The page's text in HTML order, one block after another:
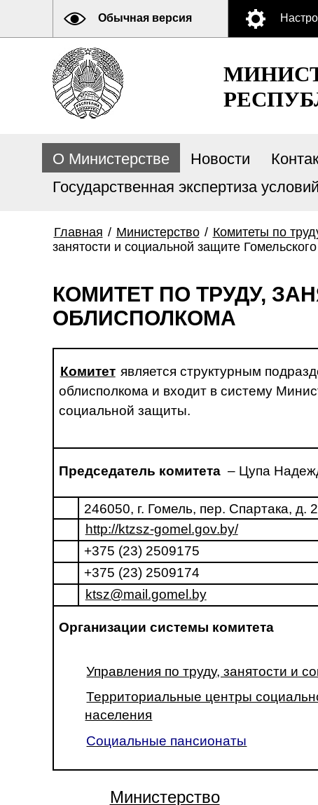
Обычная версия
О Министерстве Новости
Государственная экспертиза
Главная / Министерство / Комитеты по
занятости и социальной защите
КОМИТЕТ ПО ТРУДУ,
ОБЛИСПОЛКОМА
Комитет является структурным
облисполкома и входит в систему
социальной защиты.
Председатель комитета– Цупа
246050, г. Гомель, пер. Спартака, д.
http://ktzsz-gomel.gov.by/
+375 (23) 2509175
+375 (23) 2509174
ktsz@mail.gomel.by
Организации системы комитета
Управления по труду, занятости и
Территориальные центры
населения
Социальные пансионаты
Министерство